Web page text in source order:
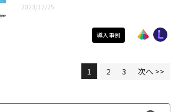
デザイン戦略｜ウェブデザインスタジオ
2023/12/25
導入事例
1 2 3 次へ >>